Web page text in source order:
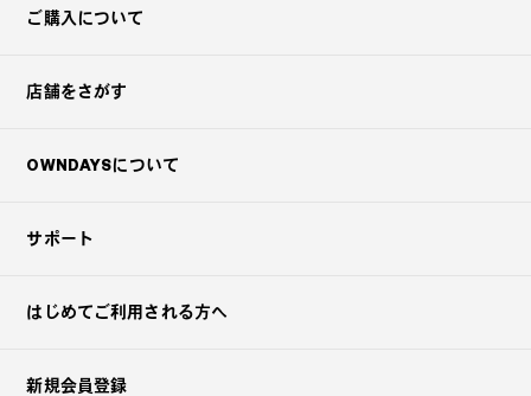
ご購入について
店舗をさがす
OWNDAYSについて
サポート
はじめてご利用される方へ
新規会員登録